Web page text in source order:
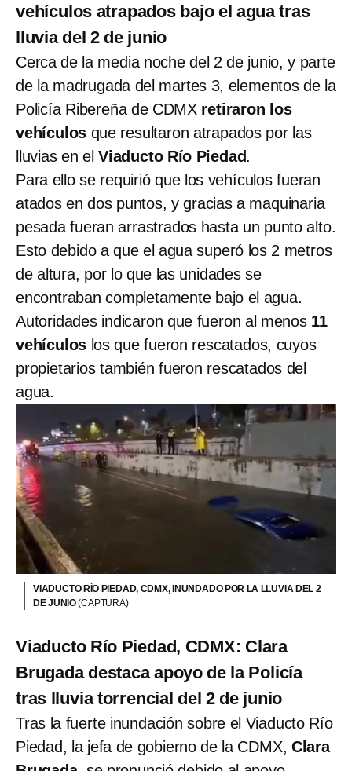
vehículos atrapados bajo el agua tras
lluvia del 2 de junio
Cerca de la media noche del 2 de junio, y parte
de la madrugada del martes 3, elementos de la
Policía Ribereña de CDMX retiraron los
vehículos que resultaron atrapados por las
lluvias en elViaducto Río Piedad.
Para ello se requirió que los vehículos fueran
atados en dos puntos, y gracias a maquinaria
pesada fueran arrastrados hasta un punto alto.
Esto debido a que el agua superó los 2 metros
de altura, por lo que las unidades se
encontraban completamente bajo el agua.
Autoridades indicaron que fueron al menos 11
vehículos los que fueron rescatados, cuyos
propietarios también fueron rescatados del
agua.
VIADUCTO RÍO PIEDAD, CDMX, INUNDADO POR LA LLUVIA DEL 2
DE JUNIO(CAPTURA)
Viaducto Río Piedad, CDMX: Clara
Brugada destaca apoyo de la Policía
tras lluvia torrencial del 2 de junio
Tras la fuerte inundación sobre el Viaducto Río
Piedad, la jefa de gobierno de la CDMX, Clara